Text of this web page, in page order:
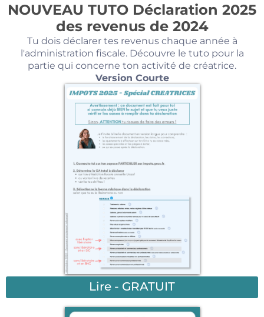
NOUVEAU TUTO Déclaration 2025
des revenus de 2024
Tu dois déclarer tes revenus chaque année à
l'administration fiscale. Découvre le tuto pour la
partie qui concerne ton activité de créatrice.
Version Courte
Lire - GRATUIT